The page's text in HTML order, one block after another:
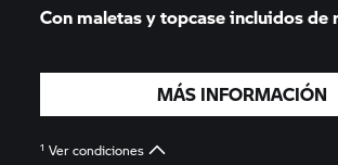
Con maletas y topcase incluidos de
MÁS INFORMACIÓN
1 Ver condiciones